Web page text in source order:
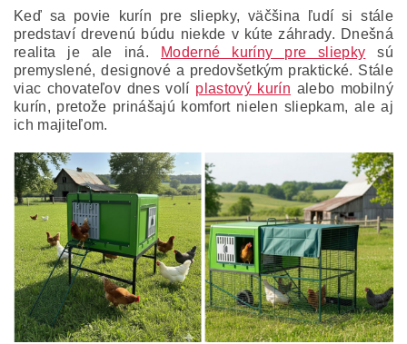
Keď sa povie kurín pre sliepky, väčšina ľudí si stále
predstaví drevenú búdu niekde v kúte záhrady. Dnešná
realita je ale iná.
Moderné kuríny pre sliepky sú
premyslené, designové a predovšetkým praktické. Stále
viac chovateľov dnes volí plastový kurín alebo mobilný
kurín, pretože prinášajú komfort nielen sliepkam, ale aj
ich majiteľom.